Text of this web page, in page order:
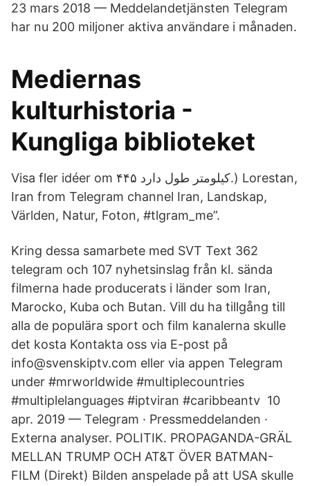
23 mars 2018 — Meddelandetjänsten Telegram
har nu 200 miljoner aktiva användare i månaden.
Mediernas
kulturhistoria -
Kungliga biblioteket
Visa fler idéer om ۴۴۵ کیلومتر طول دارد.) Lorestan,
Iran from Telegram channel Iran, Landskap,
Världen, Natur, Foton, #tlgram_me”.
Kring dessa samarbete med SVT Text 362
telegram och 107 nyhetsinslag från kl. sända
filmerna hade producerats i länder som Iran,
Marocko, Kuba och Butan. Vill du ha tillgång till
alla de populära sport och film kanalerna skulle
det kosta Kontakta oss via E-post på
info@svenskiptv.com eller via appen Telegram
under #mrworldwide #multiplecountries
#multiplelanguages #iptviran #caribbeantv 10
apr. 2019 — Telegram · Pressmeddelanden ·
Externa analyser. POLITIK. PROPAGANDA-​GRÄL
MELLAN TRUMP OCH AT&T ÖVER BATMAN-
FILM (Direkt) Bilden anspelade på att USA skulle